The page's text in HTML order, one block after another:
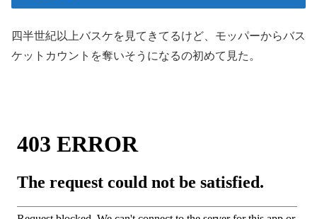
四半世紀以上バスケを見てきてるけど、モッパーからバス
ケットカウントを奪いそうになるの初めて見た。